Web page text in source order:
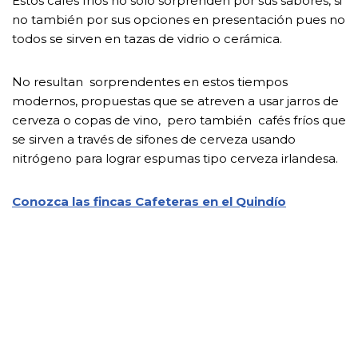
no también por sus opciones en presentación pues no
todos se sirven en tazas de vidrio o cerámica.
No resultan sorprendentes en estos tiempos
modernos, propuestas que se atreven a usar jarros de
cerveza o copas de vino, pero también cafés fríos que
se sirven a través de sifones de cerveza usando
nitrógeno para lograr espumas tipo cerveza irlandesa.
Conozca las fincas Cafeteras en el Quindío